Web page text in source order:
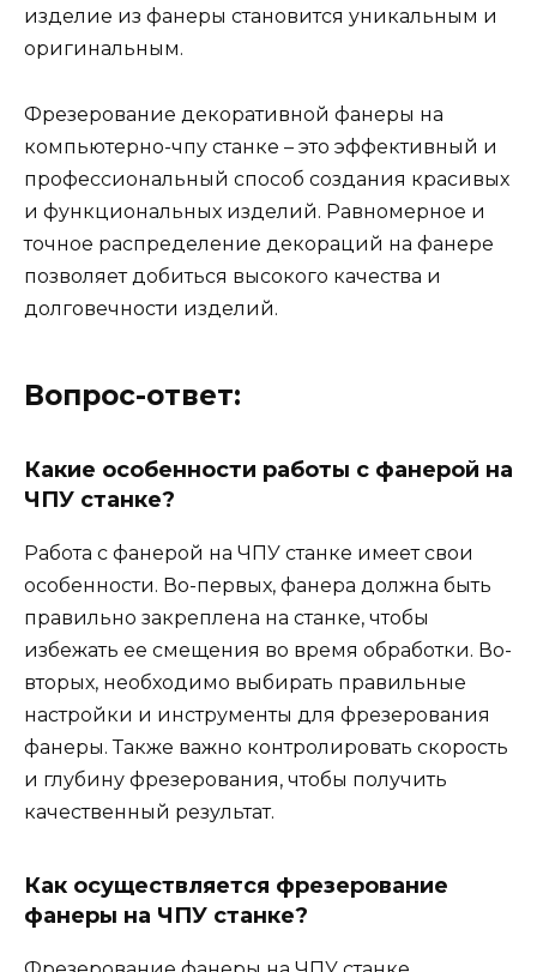
изделие из фанеры становится уникальным и
оригинальным.
Фрезерование декоративной фанеры на
компьютерно-чпу станке – это эффективный и
профессиональный способ создания красивых
и функциональных изделий. Равномерное и
точное распределение декораций на фанере
позволяет добиться высокого качества и
долговечности изделий.
Вопрос-ответ:
Какие особенности работы с фанерой на
ЧПУ станке?
Работа с фанерой на ЧПУ станке имеет свои
особенности. Во-первых, фанера должна быть
правильно закреплена на станке, чтобы
избежать ее смещения во время обработки. Во-
вторых, необходимо выбирать правильные
настройки и инструменты для фрезерования
фанеры. Также важно контролировать скорость
и глубину фрезерования, чтобы получить
качественный результат.
Как осуществляется фрезерование
фанеры на ЧПУ станке?